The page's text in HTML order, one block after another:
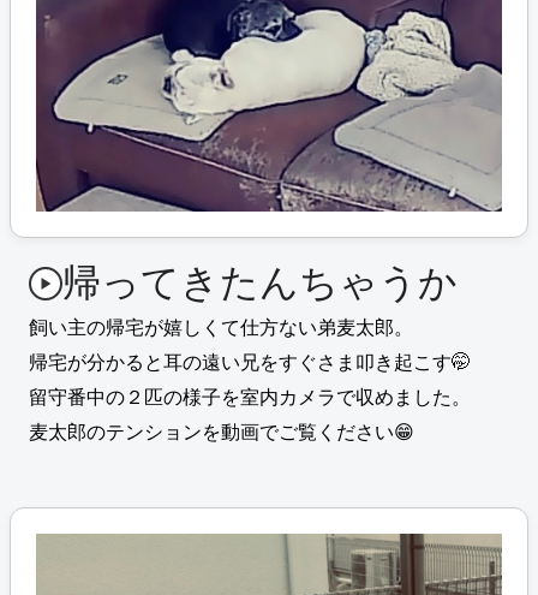
帰ってきたんちゃうか
飼い主の帰宅が嬉しくて仕方ない弟麦太郎。
帰宅が分かると耳の遠い兄をすぐさま叩き起こす🤭
留守番中の２匹の様子を室内カメラで収めました。
麦太郎のテンションを動画でご覧ください😁